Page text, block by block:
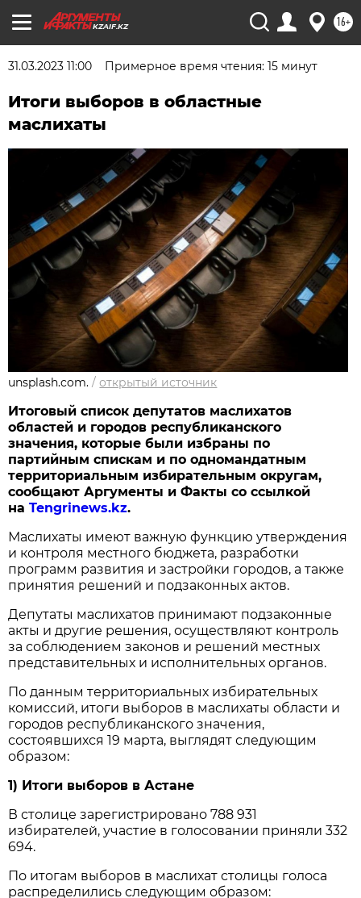
KZAIF.KZ 16+
31.03.2023 11:00 Примерное время чтения: 15 минут
Итоги выборов в областные
маслихаты
unsplash.com. /открытый источник
Итоговый список депутатов маслихатов
областей и городов республиканского
значения, которые были избраны по
партийным спискам и по одномандатным
территориальным избирательным округам,
сообщают Аргументы и Факты со ссылкой
наTengrinews.kz.
Маслихаты имеют важную функцию утверждения
и контроля местного бюджета, разработки
программ развития и застройки городов, а также
принятия решений и подзаконных актов.
Депутаты маслихатов принимают подзаконные
акты и другие решения, осуществляют контроль
за соблюдением законов и решений местных
представительных и исполнительных органов.
По данным территориальных избирательных
комиссий, итоги выборов в маслихаты области и
городов республиканского значения,
состоявшихся 19 марта, выглядят следующим
образом:
1) Итоги выборов в Астане
В столице зарегистрировано 788 931
избирателей, участие в голосовании приняли 332
694.
По итогам выборов в маслихат столицы голоса
распределились следующим образом: